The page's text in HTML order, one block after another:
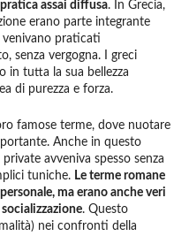
assai diffusa. In Grecia,
erano parte integrante
praticati
senza vergogna. I greci
in tutta la sua bellezza
di purezza e forza.
famose terme, dove nuotare
Anche in questo
avveniva spesso senza
tuniche. Le terme romane
ma erano anche veri
. Questo
nei confronti della